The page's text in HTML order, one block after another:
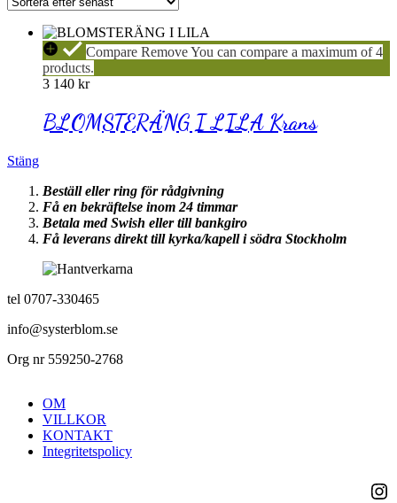
BLOMSTERÄNG
I
LILA
CompareRemoveYou can compare a maximum of 4
products.
3 140 kr
BLOMSTERÄNG I LILA Krans
Stäng
Beställ eller ring för rådgivning
Få en bekräftelse inom 24 timmar
Betala med Swish eller till bankgiro
Få leverans direkt till kyrka/kapell i södra Stockholm
tel 0707-330465
info@systerblom.se
Org nr 559250-2768
OM
VILLKOR
KONTAKT
Integritetspolicy